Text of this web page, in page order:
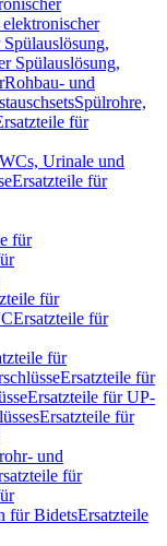
Spülauslösung,
Rohbau- und
Spülrohre,
für
Urinale und
Ersatzteile für
für
für
Ersatzteile für
für
Ersatzteile für
Ersatzteile für UP-
Ersatzteile für
und
für
für BidetsErsatzteile